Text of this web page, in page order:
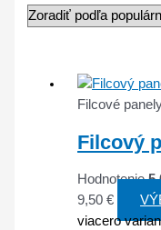
Filcové
Filcový
Hodnotenie
9,50€
viacero